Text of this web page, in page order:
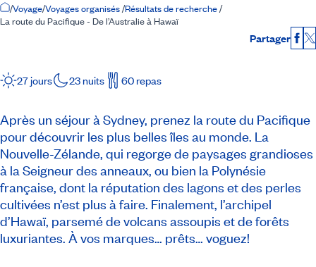
Accueil
/Voyage/Voyages organisés/Résultats de recherche/
La route du Pacifique - De l’Australie à Hawaï
Partager X
27 jours 23 nuits 60 repas
Après un séjour à Sydney, prenez la route du Pacifique
pour découvrir les plus belles îles au monde. La
Nouvelle-Zélande, qui regorge de paysages grandioses
à laSeigneur des anneaux, ou bien la Polynésie
française, dont la réputation des lagons et des perles
cultivées n’est plus à faire. Finalement, l’archipel
d’Hawaï, parsemé de volcans assoupis et de forêts
luxuriantes. À vos marques… prêts… voguez!